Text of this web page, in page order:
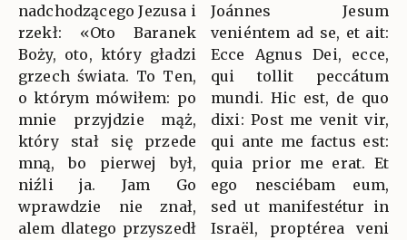
nadchodzącego Jezusa i
rzekł: «Oto Baranek
Boży, oto, który gładzi
grzech świata. To Ten,
o którym mówiłem: po
mnie przyjdzie mąż,
który stał się przede
mną, bo pierwej był,
niźli ja. Jam Go
wprawdzie nie znał,
alem dlatego przyszedł
Joánnes Jesum
veniéntem ad se, et ait:
Ecce Agnus Dei, ecce,
qui tollit peccátum
mundi. Hic est, de quo
dixi: Post me venit vir,
qui ante me factus est:
quia prior me erat. Et
ego nesciébam eum,
sed ut manifestétur in
Israël, proptérea veni